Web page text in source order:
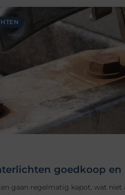
goedkoop
gaan regelmatig kapot, wat